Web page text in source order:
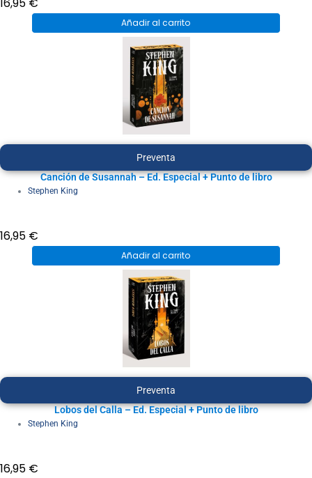
Añadir al carrito
Preventa
Canción de Susannah – Ed. Especial + Punto de libro
Stephen King
16,95 €
Añadir al carrito
Preventa
Lobos del Calla – Ed. Especial + Punto de libro
Stephen King
16,95 €